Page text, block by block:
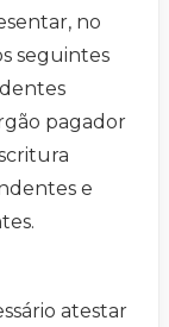
no
seguintes
pagador
e
atestar